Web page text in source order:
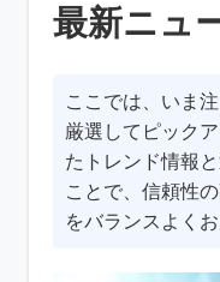
最新ニュ
ここでは、いま
厳選してピック
たトレンド情報
ことで、信頼性
をバランスよくお